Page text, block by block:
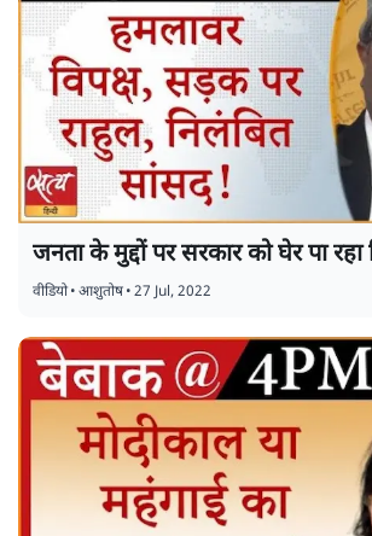
जनता के मुद्दों पर सरकार को घेर पा रहा
वीडियो•आशुतोष•27 Jul, 2022